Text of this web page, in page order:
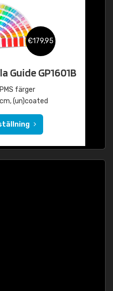
€179,95
Guide GP1601B
färger
(un)coated